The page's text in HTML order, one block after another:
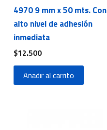
4970 9 mm x 50 mts. Con
alto nivel de adhesión
inmediata
$12.500
Añadir al carrito